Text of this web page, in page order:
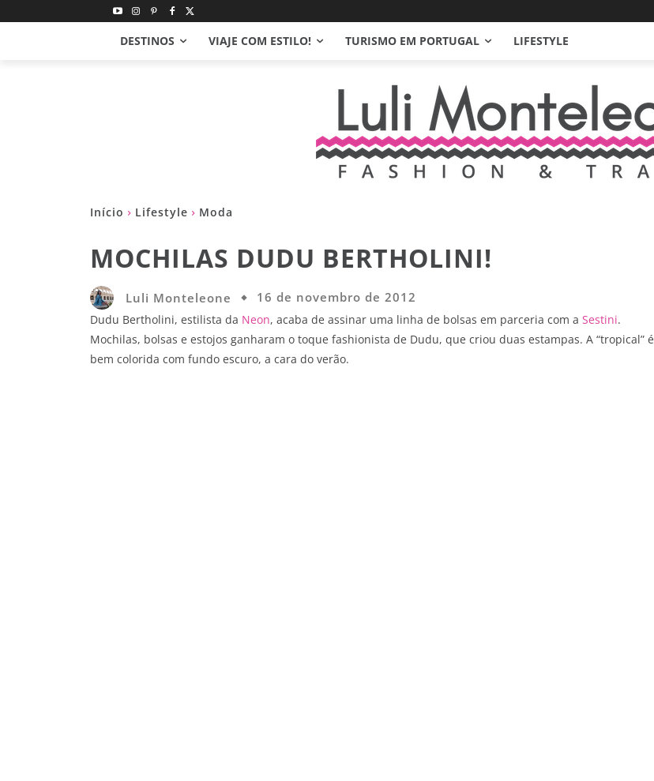
DESTINOS VIAJE COM ESTILO! TURISMO EM PORTUGAL LIFESTYLE
Início Lifestyle Moda
MOCHILAS DUDU BERTHOLINI!
Luli Monteleone 16 de novembro de 2012
Dudu Bertholini, estilista da Neon, acaba de assinar uma linha de bolsas em parceria com a Sestini.
Mochilas, bolsas e estojos ganharam o toque fashionista de Dudu, que criou duas estampas. A “tropical” é
bem colorida com fundo escuro, a cara do verão.